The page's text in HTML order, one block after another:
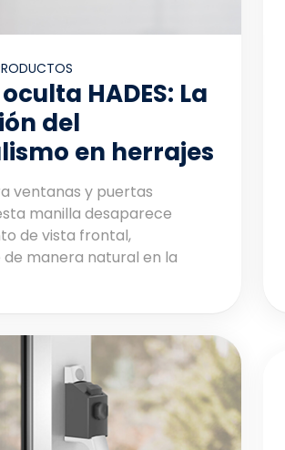
HADES: La
del
en herrajes
ventanas y puertas
manilla desaparece
de vista frontal,
manera natural en la